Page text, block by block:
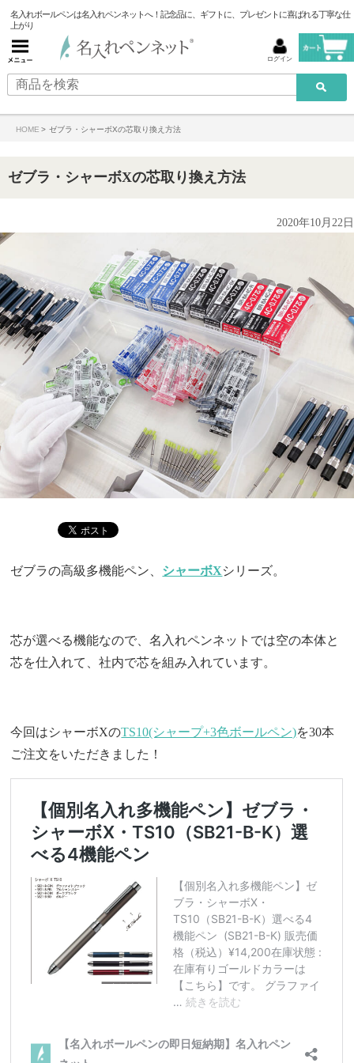
名入れボールペンは名入れペンネットへ！記念品に、ギフトに、プレゼントに喜ばれる丁寧な仕
上がり
ログイン
HOME > ゼブラ・シャーボXの芯取り換え方法
ゼブラ・シャーボXの芯取り換え方法
2020年10月22日
ゼブラの高級多機能ペン、 シャーボXシリーズ。
芯が選べる機能なので、名入れペンネットでは空の本体と
芯を仕入れて、社内で芯を組み入れています。
今回はシャーボXのTS10(シャープ+3色ボールペン)を30本
ご注文をいただきました！